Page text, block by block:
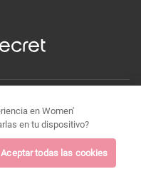
en Women'
en tu dispositivo?
Aceptar todas las cookies